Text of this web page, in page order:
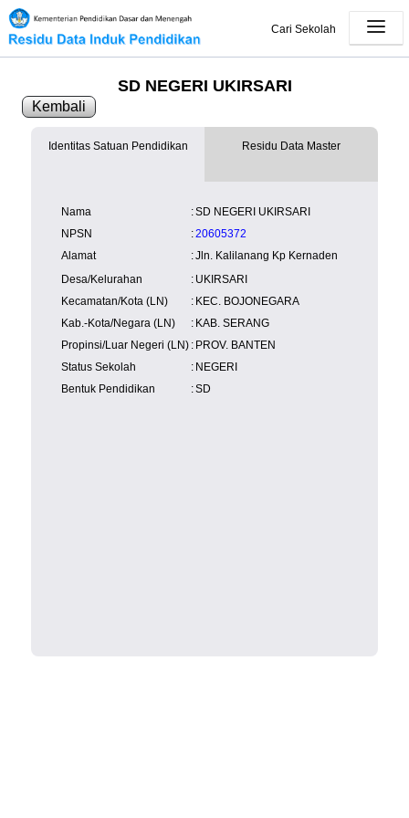
Cari Sekolah
SD NEGERI UKIRSARI
Kembali
Identitas Satuan Pendidikan
Nama :SD NEGERI UKIRSARI
NPSN
:20605372
Alamat
:Jln. Kalilanang Kp Kernaden
Desa/Kelurahan
: UKIRSARI
Kecamatan/Kota (LN)
: KEC. BOJONEGARA
Kab.-Kota/Negara (LN)
: KAB. SERANG
Propinsi/Luar Negeri (LN) : PROV. BANTEN
Status Sekolah
: NEGERI
Bentuk Pendidikan
:SD
Residu Data Master